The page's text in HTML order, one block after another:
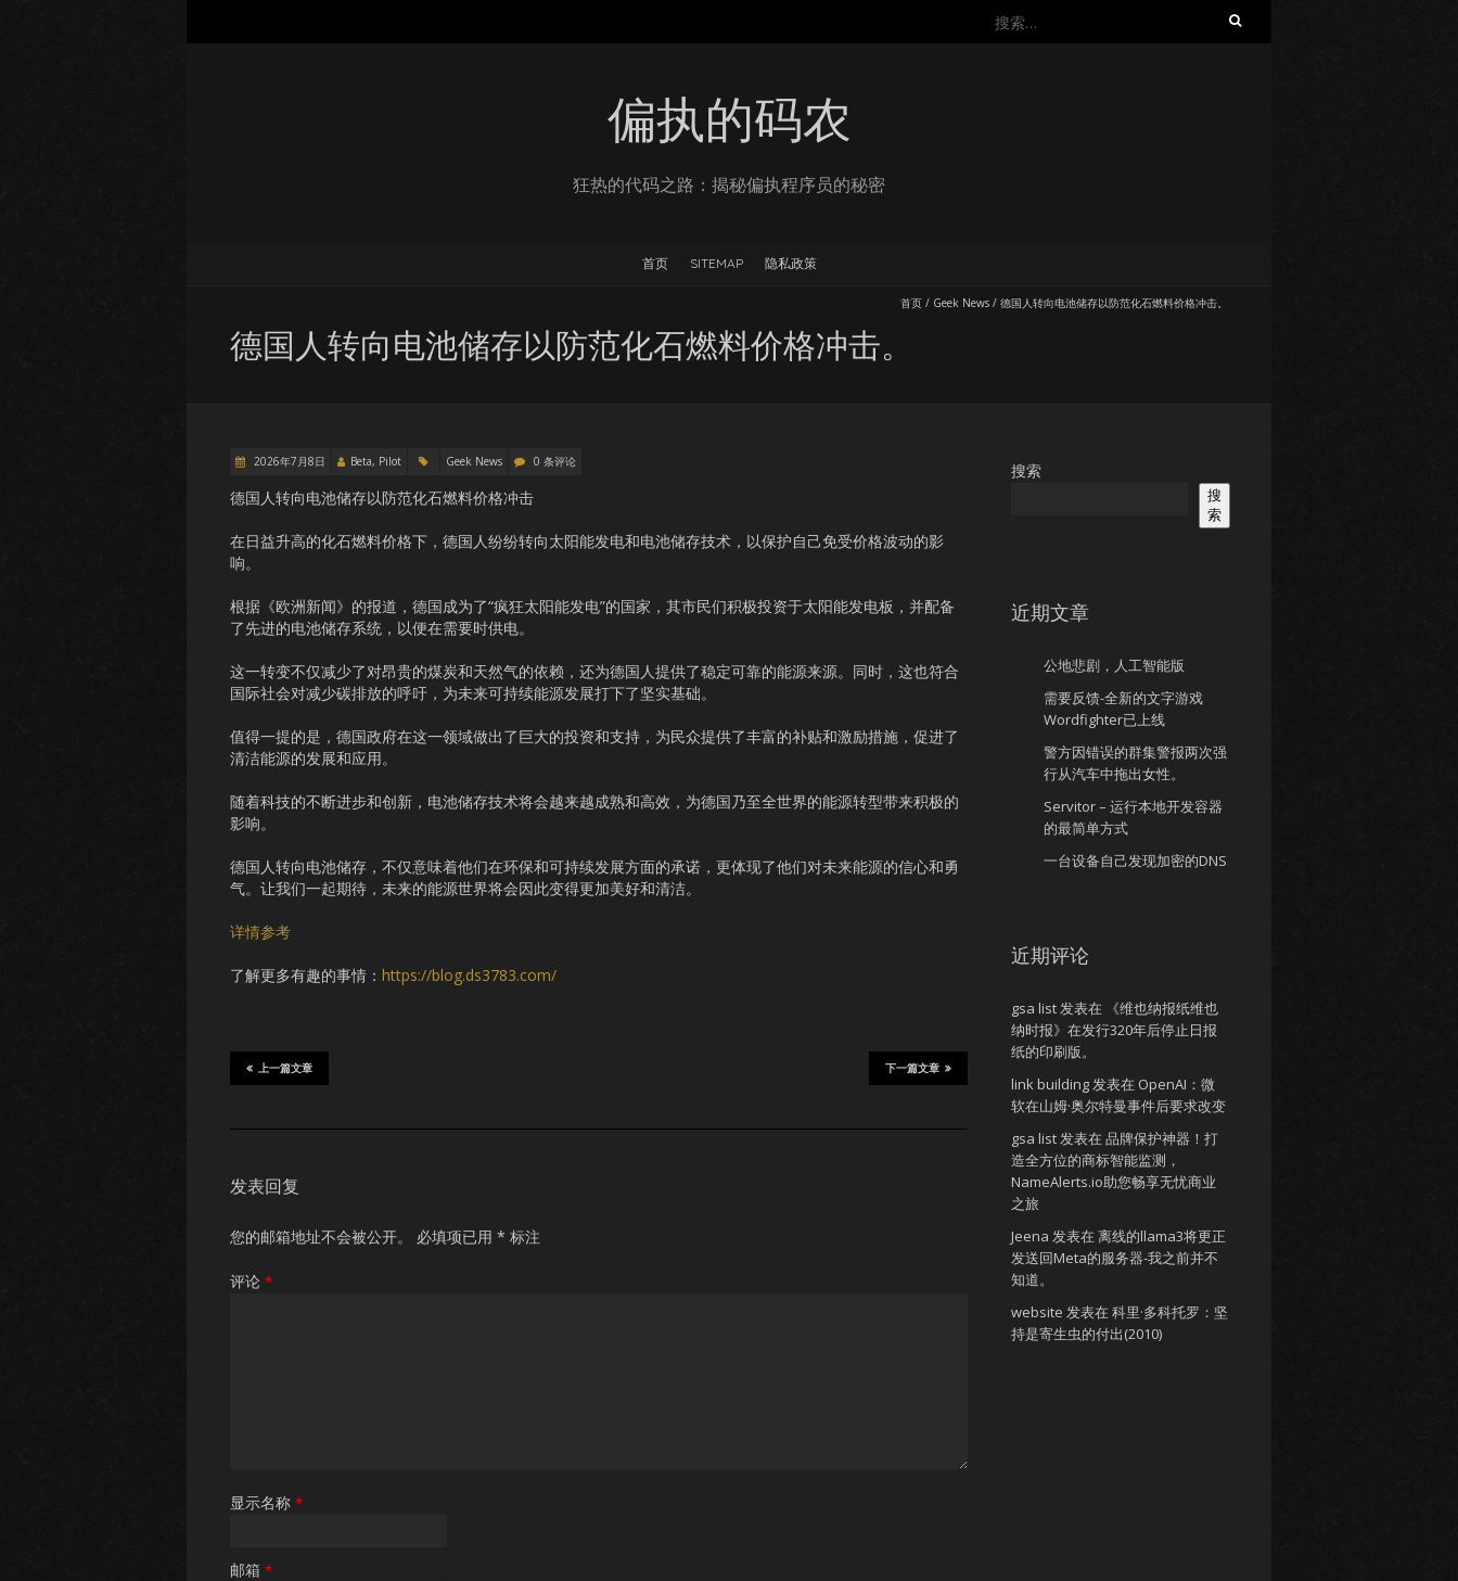
搜
偏执的码农
狂热的代码之路：揭秘偏执程序员的秘密
首页 SITEMAP 隐私政策
首页 / Geek News / 德国人转向电池储存以防范化石燃料价格冲击。
德国人转向电池储存以防范化石燃料价格冲击。
2026年7月8日 Beta, Pilot Geek News 0 条评论
德国人转向电池储存以防范化石燃料价格冲击
在日益升高的化石燃料价格下，德国人纷纷转向太阳能发电和电池储存技术，以保护自己免受价格波动的影
响。
根据《欧洲新闻》的报道，德国成为了“疯狂太阳能发电”的国家，其市民们积极投资于太阳能发电板，并配备
了先进的电池储存系统，以便在需要时供电。
这一转变不仅减少了对昂贵的煤炭和天然气的依赖，还为德国人提供了稳定可靠的能源来源。同时，这也符合
国际社会对减少碳排放的呼吁，为未来可持续能源发展打下了坚实基础。
值得一提的是，德国政府在这一领域做出了巨大的投资和支持，为民众提供了丰富的补贴和激励措施，促进了
清洁能源的发展和应用。
随着科技的不断进步和创新，电池储存技术将会越来越成熟和高效，为德国乃至全世界的能源转型带来积极的
影响。
德国人转向电池储存，不仅意味着他们在环保和可持续发展方面的承诺，更体现了他们对未来能源的信心和勇
气。让我们一起期待，未来的能源世界将会因此变得更加美好和清洁。
详情参考
了解更多有趣的事情： https://blog.ds3783.com/
下一篇文章
上一篇文章
发表回复
您的邮箱地址不会被公开。 必填项已用 * 标注
评论 *
显示名称 *
邮箱 *
搜索
搜
索
近期文章
公地悲剧，人工智能版
需要反馈-全新的文字游戏
Wordfighter已上线
警方因错误的群集警报两次强
行从汽车中拖出女性。
Servitor – 运行本地开发容器
的最简单方式
一台设备自己发现加密的DNS
近期评论
gsa list发表在
《维也纳报纸维也
纳时报》在发行320年后停止日报
纸的印刷版。
link building发表在 OpenAI：微
软在山姆·奥尔特曼事件后要求改变
gsa list发表在 品牌保护神器！打
造全方位的商标智能监测，
NameAlerts.io助您畅享无忧商业
之旅
Jeena 发表在 离线的llama3将更正
发送回Meta的服务器-我之前并不
知道。
website 发表在 科里·多科托罗：坚
持是寄生虫的付出(2010)